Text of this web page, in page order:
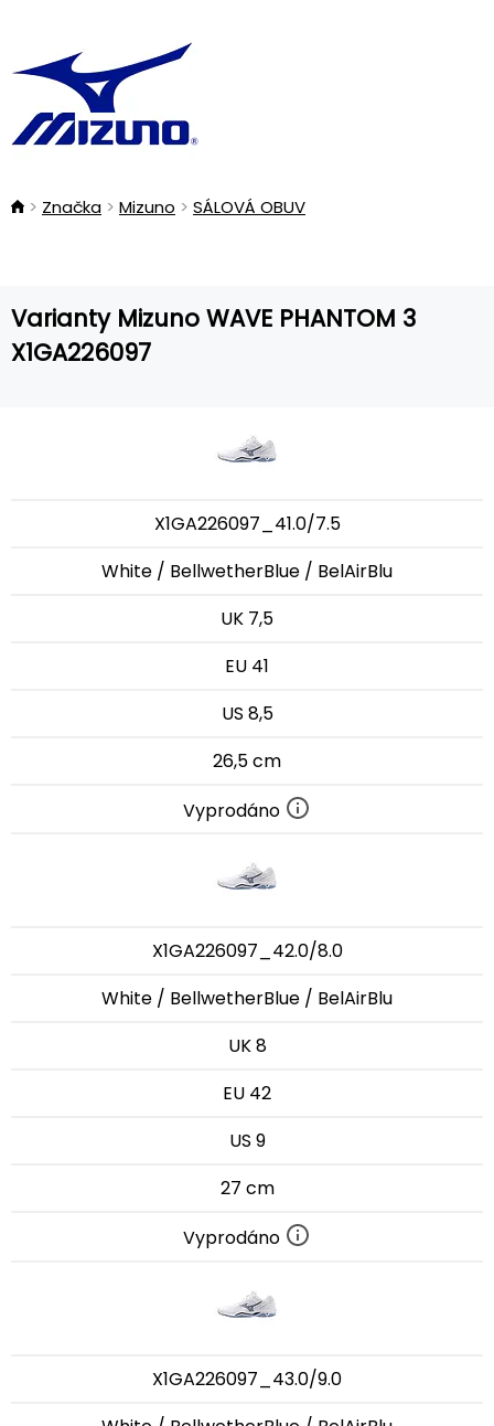
Značka Mizuno SÁLOVÁ OBUV
Varianty Mizuno WAVE PHANTOM 3
X1GA226097
X1GA226097_41.0/7.5
White / BellwetherBlue / BelAirBlu
UK 7,5
EU 41
US 8,5
26,5 cm
Vyprodáno
X1GA226097_42.0/8.0
White / BellwetherBlue / BelAirBlu
UK 8
EU 42
US 9
27 cm
Vyprodáno
X1GA226097_43.0/9.0